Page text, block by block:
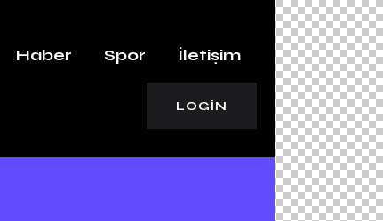
Haber Spor İletişim
LOGIN